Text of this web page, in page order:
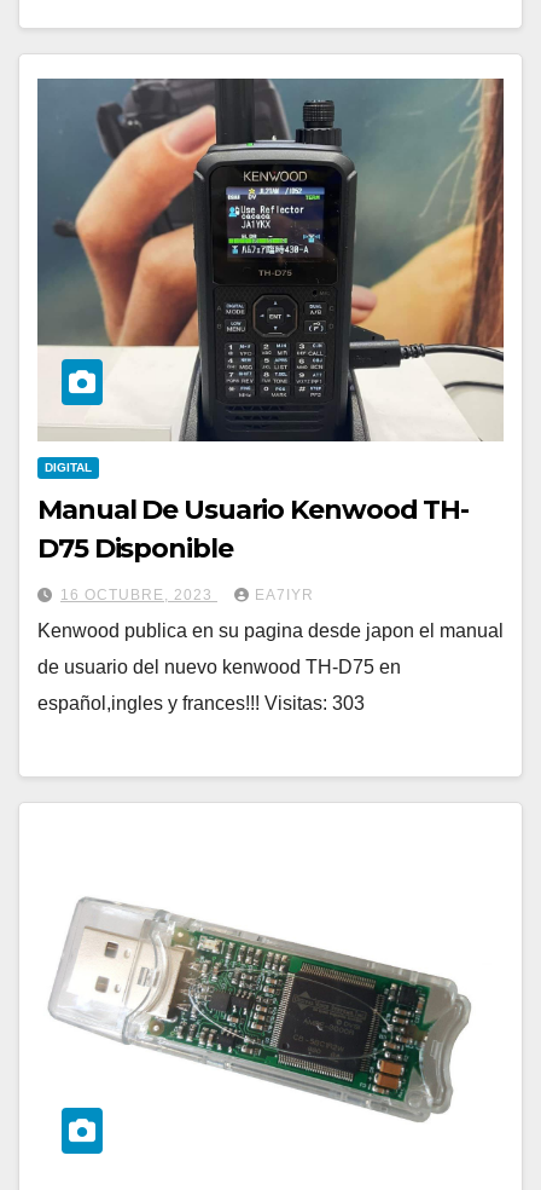
DIGITAL
Manual De Usuario Kenwood TH-
D75 Disponible
16 OCTUBRE, 2023 EA7IYR
Kenwood publica en su pagina desde japon el manual
de usuario del nuevo kenwood TH-D75 en
español,ingles y frances!!! Visitas: 303